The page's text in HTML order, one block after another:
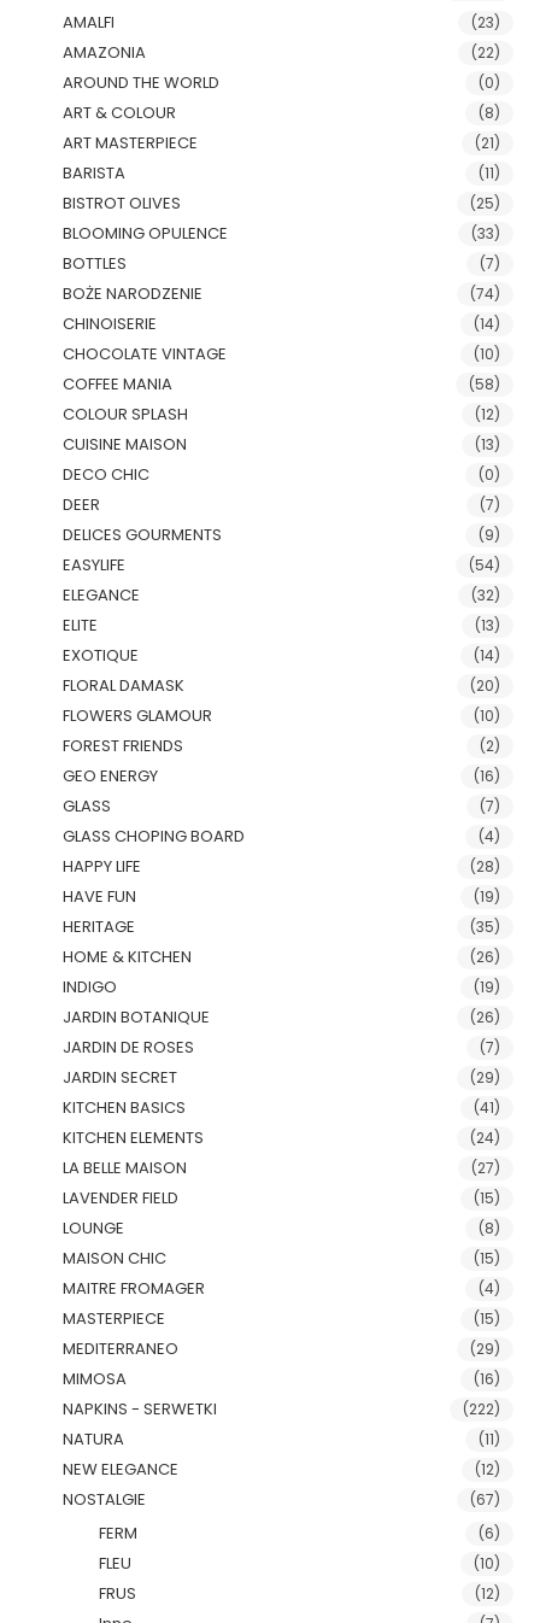
AMALFI (23)
AMAZONIA (22)
AROUND THE WORLD (0)
ART & COLOUR (8)
ART MASTERPIECE (21)
BARISTA (11)
BISTROT OLIVES (25)
BLOOMING OPULENCE (33)
BOTTLES (7)
BOŻE NARODZENIE (74)
CHINOISERIE (14)
CHOCOLATE VINTAGE (10)
COFFEE MANIA (58)
COLOUR SPLASH (12)
CUISINE MAISON (13)
DECO CHIC (0)
DEER (7)
DELICES GOURMENTS (9)
EASYLIFE (54)
ELEGANCE (32)
ELITE (13)
EXOTIQUE (14)
FLORAL DAMASK (20)
FLOWERS GLAMOUR (10)
FOREST FRIENDS (2)
GEO ENERGY (16)
GLASS (7)
GLASS CHOPING BOARD (4)
HAPPY LIFE (28)
HAVE FUN (19)
HERITAGE (35)
HOME & KITCHEN (26)
INDIGO (19)
JARDIN BOTANIQUE (26)
JARDIN DE ROSES (7)
JARDIN SECRET (29)
KITCHEN BASICS (41)
KITCHEN ELEMENTS (24)
LA BELLE MAISON (27)
LAVENDER FIELD (15)
LOUNGE (8)
MAISON CHIC (15)
MAITRE FROMAGER (4)
MASTERPIECE (15)
MEDITERRANEO (29)
MIMOSA (16)
NAPKINS - SERWETKI (222)
NATURA (11)
NEW ELEGANCE (12)
NOSTALGIE (67)
FERM (6)
FLEU (10)
FRUS (12)